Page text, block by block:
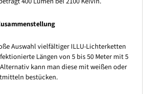
Auswahl vielfältiger ILLU-Lichterketten
Längen von 5 bis 50 Meter mit 5
kann man diese mit weißen oder
bestücken.